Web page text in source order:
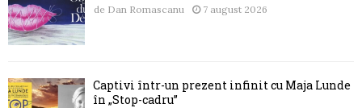
de Dan Romascanu 7 august 2026
Captivi într-un prezent infinit cu Maja Lunde
în „Stop-cadru”